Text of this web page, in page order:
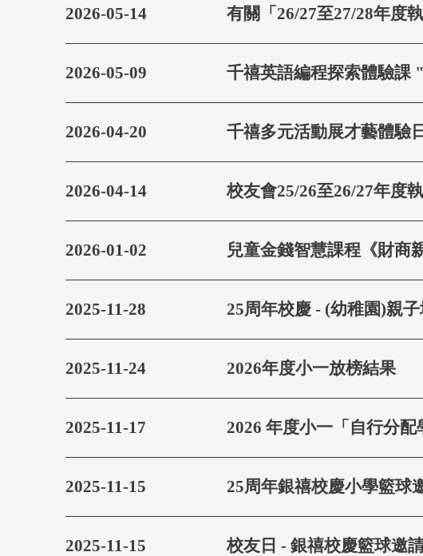
2026-05-14 有關「26/27至27/28年度
2026-05-09 千禧英語編程探索體驗課
2026-04-20 千禧多元活動展才藝體驗
2026-04-14 校友會25/26至26/27年度
2026-01-02 兒童金錢智慧課程《財商
2025-11-28 25周年校慶 - (幼稚園)親
2025-11-24 2026年度小一放榜結果
2025-11-17 2026 年度小一「自行分
2025-11-15 25周年銀禧校慶小學籃球
2025-11-15 校友日 - 銀禧校慶籃球邀